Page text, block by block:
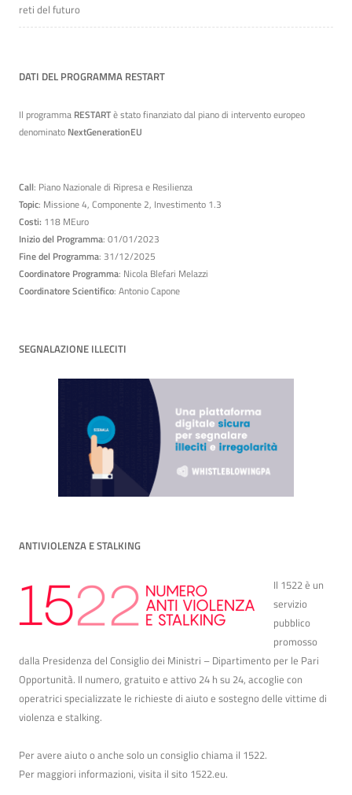
reti del futuro
DATI DEL PROGRAMMA RESTART
Il programma RESTARTè stato finanziato dal piano di intervento europeo
denominato NextGenerationEU
Call: Piano Nazionale di Ripresa e Resilienza
Topic: Missione 4, Componente 2, Investimento 1.3
Costi: 118 MEuro
Inizio del Programma: 01/01/2023
Fine del Programma: 31/12/2025
Coordinatore Programma: Nicola Blefari Melazzi
Coordinatore Scientifico: Antonio Capone
SEGNALAZIONE ILLECITI
ANTIVIOLENZA E STALKING
Il 1522 è un
servizio
pubblico
promosso
dalla Presidenza del Consiglio dei Ministri – Dipartimento per le Pari
Opportunità. Il numero, gratuito e attivo 24 h su 24, accoglie con
operatrici specializzate le richieste di aiuto e sostegno delle vittime di
violenza e stalking.
Per avere aiuto o anche solo un consiglio chiama il 1522.
Per maggiori informazioni, visita il sito 1522.eu.